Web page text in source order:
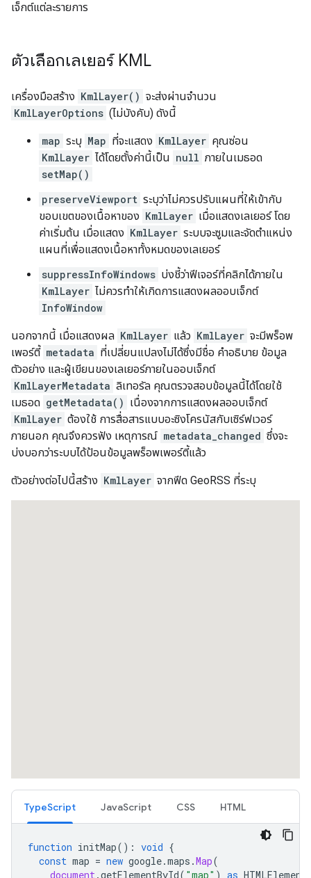
เจ็กต์แต่ละรายการ
ตัวเลือกเลเยอร์ KML
เครื่องมือสร้าง KmlLayer() จะส่งผ่านจำนวน
KmlLayerOptions (ไม่บังคับ) ดังนี้
map ระบุ Map ที่จะแสดง KmlLayer คุณซ่อน
KmlLayer ได้โดยตั้งค่านี้เป็น null ภายในเมธอด
setMap()
preserveViewport ระบุว่าไม่ควรปรับแผนที่ให้เข้ากับ
ขอบเขตของเนื้อหาของ KmlLayer เมื่อแสดงเลเยอร์ โดย
ค่าเริ่มต้น เมื่อแสดง KmlLayer ระบบจะซูมและจัดตำแหน่ง
แผนที่เพื่อแสดงเนื้อหาทั้งหมดของเลเยอร์
suppressInfoWindows บ่งชี้ว่าฟีเจอร์ที่คลิกได้ภายใน
KmlLayer ไม่ควรทําให้เกิดการแสดงผลออบเจ็กต์
InfoWindow
นอกจากนี้ เมื่อแสดงผล KmlLayer แล้ว KmlLayer จะมีพร็อพ
เพอร์ตี้ metadata ที่เปลี่ยนแปลงไม่ได้ซึ่งมีชื่อ คำอธิบาย ข้อมูล
ตัวอย่าง และผู้เขียนของเลเยอร์ภายในออบเจ็กต์
KmlLayerMetadata ลิเทอรัล คุณตรวจสอบข้อมูลนี้ได้โดยใช้
เมธอด getMetadata() เนื่องจากการแสดงผลออบเจ็กต์
KmlLayer ต้องใช้ การสื่อสารแบบอะซิงโครนัสกับเซิร์ฟเวอร์
ภายนอก คุณจึงควรฟัง เหตุการณ์ metadata_changed ซึ่งจะ
บ่งบอกว่าระบบได้ป้อนข้อมูลพร็อพเพอร์ตี้แล้ว
ตัวอย่างต่อไปนี้สร้าง KmlLayer จากฟีด GeoRSS ที่ระบุ
TypeScript JavaScript CSS HTML
function initMap() : void {
const map = new google.maps .Map(
document .getElementById( "map" ) as HTMLElement